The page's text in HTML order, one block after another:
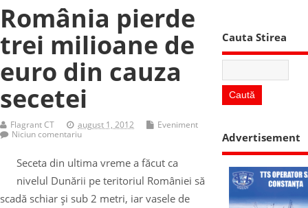
România pierde
trei milioane de
euro din cauza
secetei
Flagrant CT august 1, 2012
Eveniment
Niciun comentariu
Seceta din ultima vreme a făcut ca
nivelul Dunării pe teritoriul României să
scadă schiar şi sub 2 metri, iar vasele de
Cauta Stirea
Advertisement